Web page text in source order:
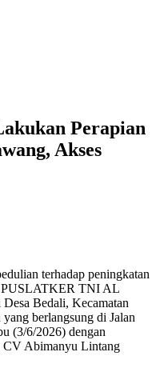
Perapian
Akses
terhadap peningkatan
PUSLATKER TNI AL
Bedali, Kecamatan
berlangsung di Jalan
(3/6/2026) dengan
CV Abimanyu Lintang